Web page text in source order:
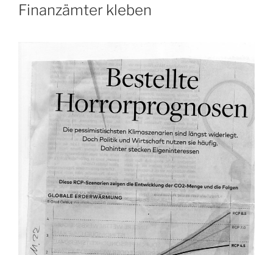
Finanzämter kleben